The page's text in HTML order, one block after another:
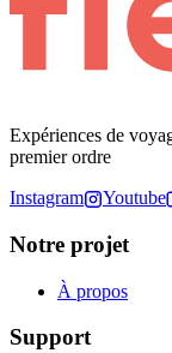
Expériences de
premier ordre
Instagram
Youtube
Notre projet
À propos
Support